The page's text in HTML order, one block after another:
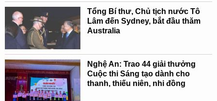
Tổng Bí thư, Chủ tịch nước Tô
Lâm đến Sydney, bắt đầu thăm
Australia
Nghệ An: Trao 44 giải thưởng
Cuộc thi Sáng tạo dành cho
thanh, thiếu niên, nhi đồng